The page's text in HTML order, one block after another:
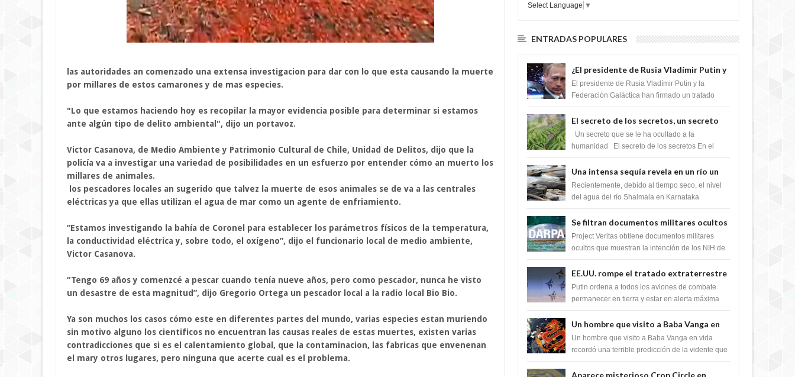
las autoridades an comenzado una extensa investigacion para dar con lo que esta causando la muerte
por millares de estos camarones y de mas especies.
"Lo que estamos haciendo hoy es recopilar la mayor evidencia posible para determinar si estamos
ante algún tipo de delito ambiental", dijo un portavoz.
Victor Casanova, de Medio Ambiente y Patrimonio Cultural de Chile, Unidad de Delitos, dijo que la
policía va a investigar una variedad de posibilidades en un esfuerzo por entender cómo an muerto los
millares de animales.
los pescadores locales an sugerido que talvez la muerte de esos animales se de va a las centrales
eléctricas ya que ellas utilizan el agua de mar como un agente de enfriamiento.
“Estamos investigando la bahía de Coronel para establecer los parámetros físicos de la temperatura,
la conductividad eléctrica y, sobre todo, el oxígeno”, dijo el funcionario local de medio ambiente,
Victor Casanova.
“Tengo 69 años y comenzcé a pescar cuando tenía nueve años, pero como pescador, nunca he visto
un desastre de esta magnitud”, dijo Gregorio Ortega un pescador local a la radio local Bio Bio.
Ya son muchos los casos cómo este en diferentes partes del mundo, varias especies estan muriendo
sin motivo alguno los cientificos no encuentran las causas reales de estas muertes, existen varias
contradicciones que si es el calentamiento global, que la contaminacion, las fabricas que envenenan
el mary otros lugares, pero ninguna que acerte cual es el problema.
Select Language ▼
ENTRADAS POPULARES
¿El presidente de Rusia Vladímir Putin y
la Federación Galactica han firmado un
tratado para acabar con los Sionistas?
El presidente de Rusia Vladímir Putin y la
Federación Galáctica han firmado un tratado
Si...
El secreto de los secretos, un secreto
que cambiaría por completo el destino
de la humanidad
Un secreto que se le ha ocultado a la
humanidad El secreto de los secretos En el
m...
Una intensa sequía revela en un río un
impresionante hallazgo de miles de
Shiva Lingas
Recientemente, debido al tiempo seco, el nivel
del agua del río Shalmala en Karnataka
Shiv...
Se filtran documentos militares ocultos
que muestran la intención de los NIH de
crear el SARS-CoV-2, utilizando la
Project Veritas obtiene documentos militares
ocultos que muestran la intención de los NIH de
EE.UU. rompe el tratado extraterrestre
y se prepara para destruir el misterioso
satélite "Caballero Negro"
Putin ordena a todos los aviones de combate
permanecer en tierra y estar en alerta máxima
el ...
Un hombre que visito a Baba Vanga en
vida recordó la terrible predicción de la
vidente para febrero de 2022.
Un hombre que visito a Baba Vanga en vida
recordó una terrible predicción de la vidente que
pron...
Aparece misterioso Crop Circle en